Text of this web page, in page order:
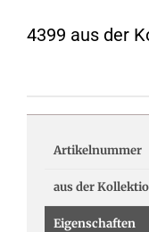
4399 aus der
Artikelnummer
aus der
Eigenschaften